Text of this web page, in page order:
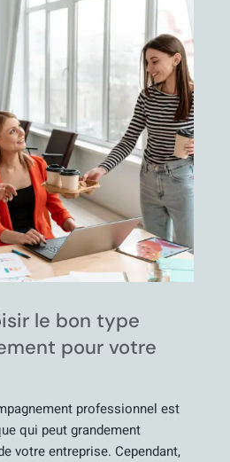
le bon type
pour votre
professionnel est
qui peut grandement
votre entreprise. Cependant,